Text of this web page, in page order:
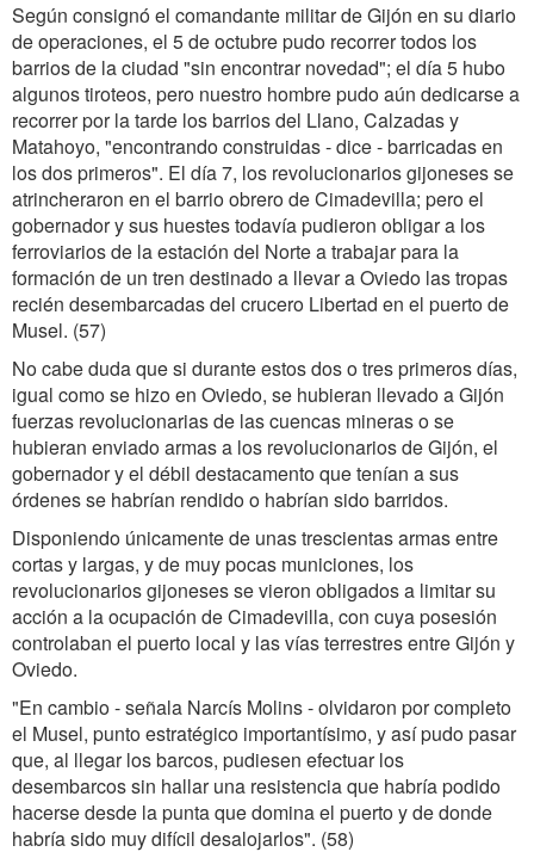
Según consignó el comandante militar de Gijón en su diario
de operaciones, el 5 de octubre pudo recorrer todos los
barrios de la ciudad "sin encontrar novedad"; el día 5 hubo
algunos tiroteos, pero nuestro hombre pudo aún dedicarse a
recorrer por la tarde los barrios del Llano, Calzadas y
Matahoyo, "encontrando construidas - dice - barricadas en
los dos primeros". El día 7, los revolucionarios gijoneses se
atrincheraron en el barrio obrero de Cimadevilla; pero el
gobernador y sus huestes todavía pudieron obligar a los
ferroviarios de la estación del Norte a trabajar para la
formación de un tren destinado a llevar a Oviedo las tropas
recién desembarcadas del crucero Libertad en el puerto de
Musel. (57)
No cabe duda que si durante estos dos o tres primeros días,
igual como se hizo en Oviedo, se hubieran llevado a Gijón
fuerzas revolucionarias de las cuencas mineras o se
hubieran enviado armas a los revolucionarios de Gijón, el
gobernador y el débil destacamento que tenían a sus
órdenes se habrían rendido o habrían sido barridos.
Disponiendo únicamente de unas trescientas armas entre
cortas y largas, y de muy pocas municiones, los
revolucionarios gijoneses se vieron obligados a limitar su
acción a la ocupación de Cimadevilla, con cuya posesión
controlaban el puerto local y las vías terrestres entre Gijón y
Oviedo.
"En cambio - señala Narcís Molins - olvidaron por completo
el Musel, punto estratégico importantísimo, y así pudo pasar
que, al llegar los barcos, pudiesen efectuar los
desembarcos sin hallar una resistencia que habría podido
hacerse desde la punta que domina el puerto y de donde
habría sido muy difícil desalojarlos". (58)